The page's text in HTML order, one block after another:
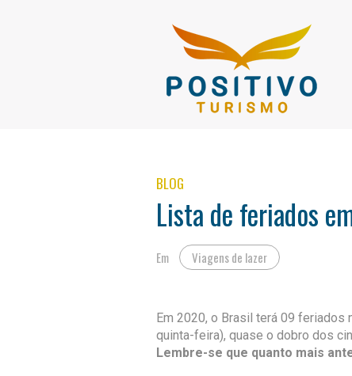
BLOG
Lista de feriados
Em Viagens de lazer
Em 2020, o Brasil terá 09 feriados
quinta-feira), quase o dobro dos
Lembre-se que quanto mais